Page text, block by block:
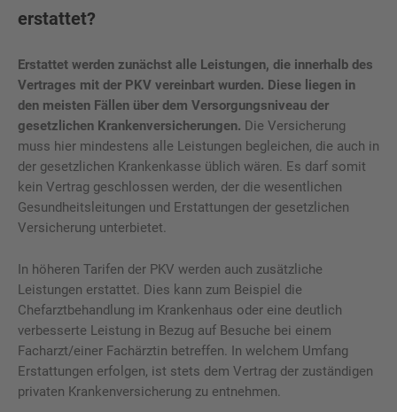
erstattet?
Erstattet werden zunächst alle Leistungen, die innerhalb des
Vertrages mit der PKV vereinbart wurden. Diese liegen in
den meisten Fällen über dem Versorgungsniveau der
gesetzlichen Krankenversicherungen. Die Versicherung
muss hier mindestens alle Leistungen begleichen, die auch in
der gesetzlichen Krankenkasse üblich wären. Es darf somit
kein Vertrag geschlossen werden, der die wesentlichen
Gesundheitsleitungen und Erstattungen der gesetzlichen
Versicherung unterbietet.
In höheren Tarifen der PKV werden auch zusätzliche
Leistungen erstattet. Dies kann zum Beispiel die
Chefarztbehandlung im Krankenhaus oder eine deutlich
verbesserte Leistung in Bezug auf Besuche bei einem
Facharzt/einer Fachärztin betreffen. In welchem Umfang
Erstattungen erfolgen, ist stets dem Vertrag der zuständigen
privaten Krankenversicherung zu entnehmen.